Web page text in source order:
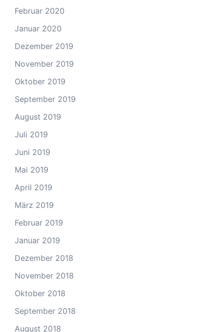
Februar 2020
Januar 2020
Dezember 2019
November 2019
Oktober 2019
September 2019
August 2019
Juli 2019
Juni 2019
Mai 2019
April 2019
März 2019
Februar 2019
Januar 2019
Dezember 2018
November 2018
Oktober 2018
September 2018
August 2018